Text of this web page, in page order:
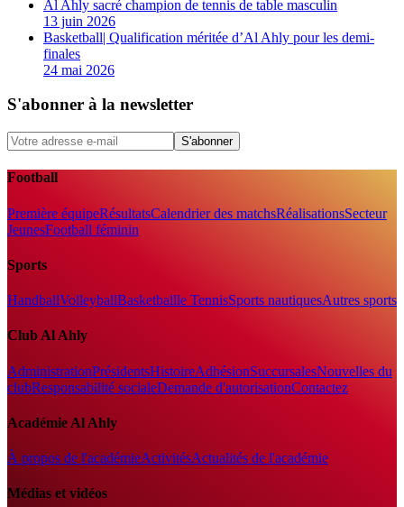
Al Ahly sacré champion de tennis de table masculin
13 juin 2026
Basketball| Qualification méritée d’Al Ahly pour les demi-
finales
24 mai 2026
S'abonner à la newsletter
S'abonner
Football
Première équipeRésultatsCalendrier des matchsRéalisationsSecteur
JeunesFootball féminin
Sports
HandballVolleyballBasketballle TennisSports nautiquesAutres sports
Club Al Ahly
AdministrationPrésidentsHistoireAdhésionSuccursalesNouvelles du
clubResponsabilité socialeDemande d'autorisationContactez
Académie Al Ahly
À propos de l'académieActivitésActualités de l'académie
Médias et vidéos